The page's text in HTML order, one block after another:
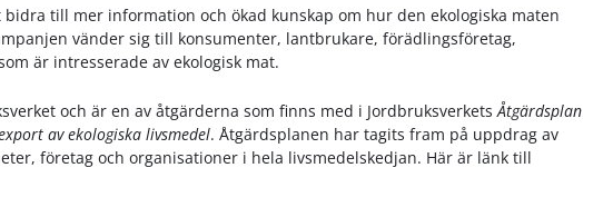
till mer information och ökad kunskap om hur den ekologiska maten
vänder sig till konsumenter, lantbrukare, förädlingsföretag,
är intresserade av ekologisk mat.
och är en av åtgärderna som finns med i Jordbruksverkets Åtgärdsplan
av ekologiska livsmedel. Åtgärdsplanen har tagits fram på uppdrag av
företag och organisationer i hela livsmedelskedjan. Här är länk till